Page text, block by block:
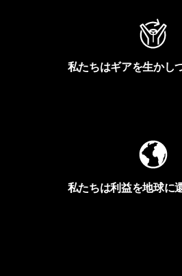
私たちはギアを生かし
私たちは利益を地球に